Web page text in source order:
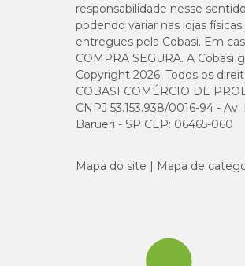
responsabilidade nesse
podendo variar nas lojas
entregues pela Cobasi. Em
COMPRA SEGURA. A Cobasi
Copyright 2026. Todos os
COBASI COMÉRCIO DE
CNPJ 53.153.938/0016-94 -
Barueri - SP CEP: 06465-060
Mapa do site Mapa de